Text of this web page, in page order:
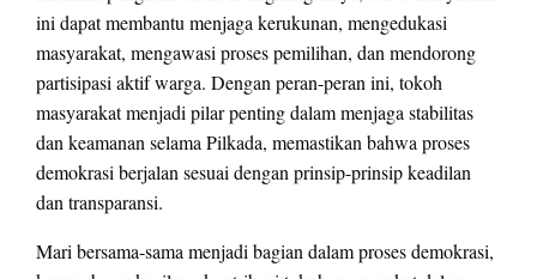
ini dapat membantu menjaga kerukunan, mengedukasi
masyarakat, mengawasi proses pemilihan, dan mendorong
partisipasi aktif warga. Dengan peran-peran ini, tokoh
masyarakat menjadi pilar penting dalam menjaga stabilitas
dan keamanan selama Pilkada, memastikan bahwa proses
demokrasi berjalan sesuai dengan prinsip-prinsip keadilan
dan transparansi.
Mari bersama-sama menjadi bagian dalam proses demokrasi,